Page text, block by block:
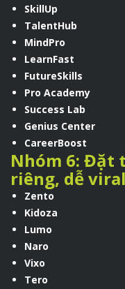
SkillUp
TalentHub
MindPro
LearnFast
FutureSkills
Pro Academy
Success Lab
Genius Center
CareerBoost
Nhóm 6: Đặt
riêng, dễ
Zento
Kidoza
Lumo
Naro
Vixo
Tero